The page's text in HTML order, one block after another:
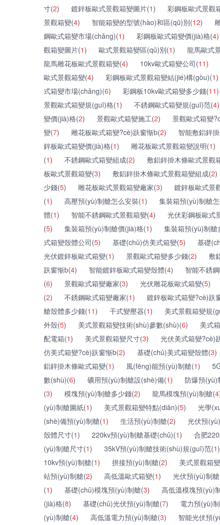
寸(2) 鍍鋅板歐式景觀箱變圖片(1)
彩鋼板歐式景觀
景觀箱變(4) 智能箱變的型號(hào)和區(qū)別(12)
鋼歐式箱變市場(chǎng)(1) 彩鋼板歐式箱變價(jià)格(4)
觀箱變圖片(1) 歐式景觀箱變區(qū)別(1)
龍馬歐式
龍馬雕花板歐式景觀箱變(4) 10kv歐式箱變公司(11)
歐式景觀箱變(4) 彩鋼板歐式景觀箱變結(jié)構(gòu)(1)
式箱變市場(chǎng)(6) 彩鋼板10kv歐式箱變多少錢(11)
景觀歐式箱變規(guī)格(1) 不銹鋼歐式箱變規(guī)范(4)
變價(jià)格(2) 景觀歐式箱變施工(2)
景觀歐式箱變
變(7) 雕花板歐式箱變?cè)趺窗惭b(2)
智能敷鋁鋅
鋅板歐式箱變價(jià)格(1) 雕花板歐式景觀箱變說明(1)
(1) 不銹鋼歐式箱變組成(2)
敷鋁鋅掛木條歐式景觀
板歐式景觀箱變(3) 敷鋁鋅掛木條歐式景觀箱變組成(2)
少錢(5) 雕花板歐式景觀箱變廠家(3)
鍍鋅板歐式景
(1) 高壓預(yù)制艙怎么安裝(1)
集裝箱預(yù)制艙
體(1) 智能不銹鋼歐式景觀箱變(4)
光伏彩鋼板歐式
(5) 集裝箱預(yù)制艙價(jià)格(1)
集裝箱預(yù)制艙
式箱變殼體公司(5) 基礎(chǔ)仿美式箱變(5)
基礎
光伏鍍鋅板歐式箱變(1) 景觀歐式箱變多少錢(2)
敷
趺窗惭b(4) 智能鍍鋅板歐式箱變殼體(4)
智能不銹
(6) 景觀歐式箱變廠家(3) 光伏雕花板歐式箱變(5)
(2) 不銹鋼歐式箱變廠家(1)
鍍鋅板歐式箱變?cè)趺
艙殼體多少錢(11) 干式變壓器(1)
美式景觀箱變規
外殼(5) 美式景觀箱變技術(shù)參數(shù)(6)
美式
配電箱(1) 美式景觀箱變尺寸(3)
光伏美式箱變?cè)
仿美式箱變?cè)趺窗惭b(2) 基礎(chǔ)美式箱變殼體(3)
鋁鋅掛木條歐式箱變(1) 風(fēng)能預(yù)制艙(1)
數(shù)(6) 礦用預(yù)制艙設(shè)備(1)
防爆預(yù)
(3) 模塊預(yù)制艙多少錢(2) 龍馬模塊預(yù)制艙(4
(yù)制艙圖紙(1) 美式景觀箱變特點(diǎn)(5)
光學
(shè)備預(yù)制艙(1) 生活預(yù)制艙(2)
光伏預
殼體尺寸(1) 220kv預(yù)制艙基礎(chǔ)(1)
合肥
(yù)制艙尺寸(1) 35kV預(yù)制艙技術(shù)規(guī)范(1)
10kv預(yù)制艙(1) 拼接預(yù)制艙(2)
美式景觀箱
站預(yù)制艙(2) 高低溫歐式箱變(1)
光伏預(yù)制
(1) 基礎(chǔ)模塊預(yù)制艙(3)
高低溫模塊預(yù)
(jià)格(8) 基礎(chǔ)光伏預(yù)制艙(7)
電力預(yù)
(yù)制艙(4) 高低溫電力預(yù)制艙(3)
智能光伏預